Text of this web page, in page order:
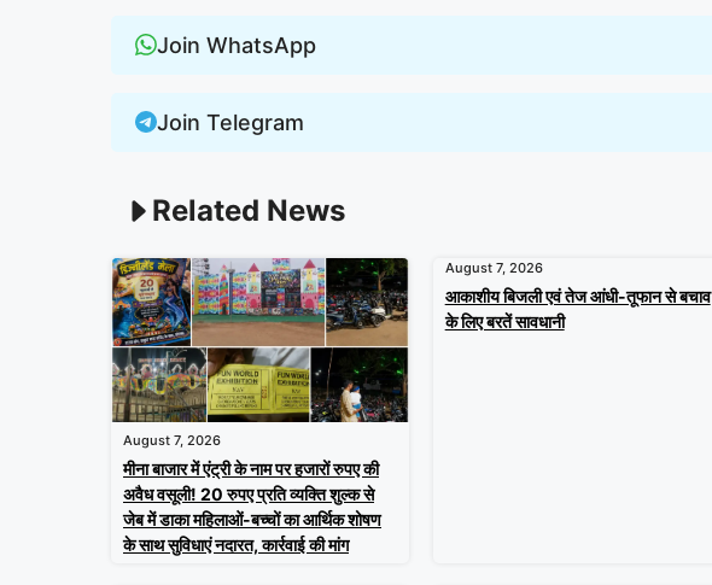
Join WhatsApp
Join Telegram
Related News
August 7, 2026
मीना बाजार में एंट्री के नाम पर हजारों रुपए की
अवैध वसूली! 20 रुपए प्रति व्यक्ति शुल्क से
जेब में डाका महिलाओं-बच्चों का आर्थिक शोषण
के साथ सुविधाएं नदारत, कार्रवाई की मांग
August 7, 2026
आकाशीय बिजली एवं तेज आंधी-तूफान से बचाव
के लिए बरतें सावधानी